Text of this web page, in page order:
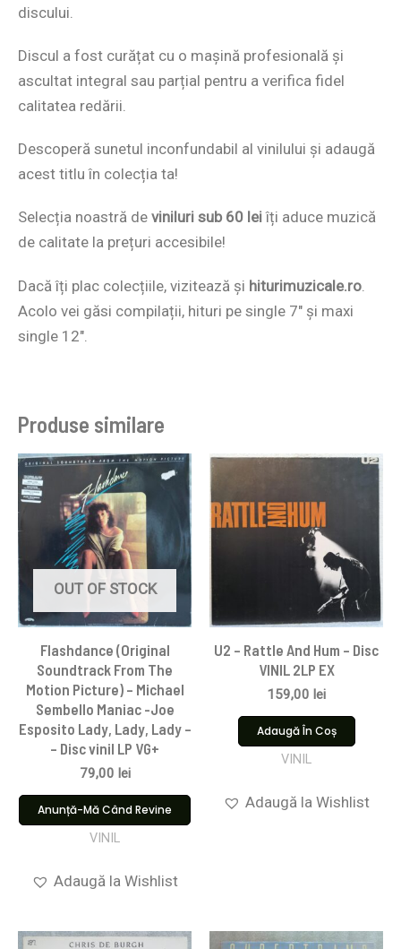
discului.
Discul a fost curățat cu o mașină profesională și
ascultat integral sau parțial pentru a verifica fidel
calitatea redării.
Descoperă sunetul inconfundabil al vinilului și adaugă
acest titlu în colecția ta!
Selecția noastră de viniluri sub 60 leiîți aduce muzică
de calitate la prețuri accesibile!
Dacă îți plac colecțiile, vizitează și hiturimuzicale.ro
Acolo vei găsi compilații, hituri pe single 7″ și maxi
single 12″.
Produse similare
OUT OF STOCK
Flashdance (Original
Soundtrack From The
Motion Picture) – Michael
Sembello Maniac -Joe
Esposito Lady, Lady, Lady –
– Disc vinil LP VG+
79,00 lei
Anunță-Mă Când Revine
VINIL
Adaugă la Wishlist
U2 – Rattle And Hum – Disc
VINIL 2LP EX
159,00 lei
Adaugă În Coș
VINIL
Adaugă la Wishlist